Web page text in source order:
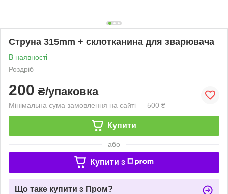
Струна 315mm + склотканина для зварювача
В наявності
Роздріб
200 ₴/упаковка
Мінімальна сума замовлення на сайті — 500 ₴
Купити
або
Купити з
Що таке купити з Пром?